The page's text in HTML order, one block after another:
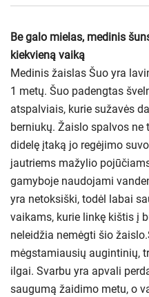
Be galo mielas, medinis
kiekvieną vaiką
Medinis žaislas Šuo yra
1 metų. Šuo padengtas
atspalviais, kurie sužavės
berniukų. Žaislo spalvos ne
didelę įtaką jo regėjimo
jautriems mažylio
gamyboje naudojami
yra netoksiški, todėl labai
vaikams, kurie linkę kištis į
neleidžia nemėgti šio
mėgstamiausių augintinių,
ilgai. Svarbu yra apvali
saugumą žaidimo metu, o